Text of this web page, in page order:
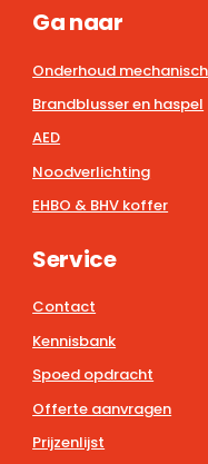
Ga naar
Onderhoud
Brandblusser en haspel
AED
Noodverlichting
EHBO & BHV koffer
Service
Contact
Kennisbank
Spoed opdracht
Offerte aanvragen
Prijzenlijst